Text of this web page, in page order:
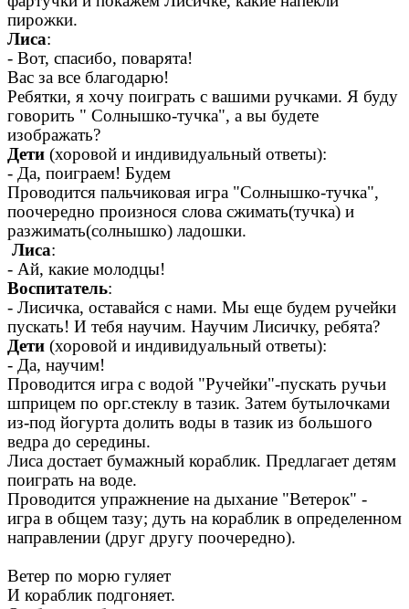
пирожки.
Лиса:
- Вот, спасибо, поварята!
Вас за все благодарю!
Ребятки, я хочу поиграть с вашими ручками. Я буду
говорить " Солнышко-тучка", а вы будете
изображать?
Дети (хоровой и индивидуальный ответы):
- Да, поиграем! Будем
Проводится пальчиковая игра "Солнышко-тучка",
поочередно произнося слова сжимать(тучка) и
разжимать(солнышко) ладошки.
Лиса:
- Ай, какие молодцы!
Воспитатель:
- Лисичка, оставайся с нами. Мы еще будем ручейки
пускать! И тебя научим. Научим Лисичку, ребята?
Дети (хоровой и индивидуальный ответы):
- Да, научим!
Проводится игра с водой "Ручейки"-пускать ручьи
шприцем по орг.стеклу в тазик. Затем бутылочками
из-под йогурта долить воды в тазик из большого
ведра до середины.
Лиса достает бумажный кораблик. Предлагает детям
поиграть на воде.
Проводится упражнение на дыхание "Ветерок" -
игра в общем тазу; дуть на кораблик в определенном
направлении (друг другу поочередно).
Ветер по морю гуляет
И кораблик подгоняет.